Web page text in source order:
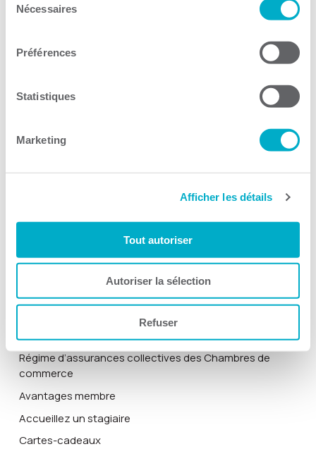
Nécessaires
Préférences
Statistiques
Marketing
Afficher les détails
Tout autoriser
Autoriser la sélection
Refuser
Solutions TI
Devenir membre
Actualités
À propos
Rapports annuels
Nous joindre
Blogue
Zone membre
Répertoire des membres
Régime d’assurances collectives des Chambres de
commerce
Avantages membre
Accueillez un stagiaire
Cartes-cadeaux